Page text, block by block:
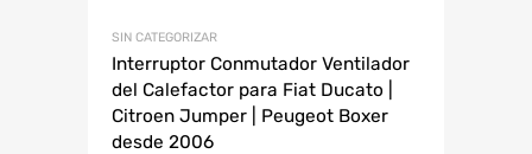
SIN CATEGORIZAR
Interruptor Conmutador Ventilador
del Calefactor para Fiat Ducato |
Citroen Jumper | Peugeot Boxer
desde 2006